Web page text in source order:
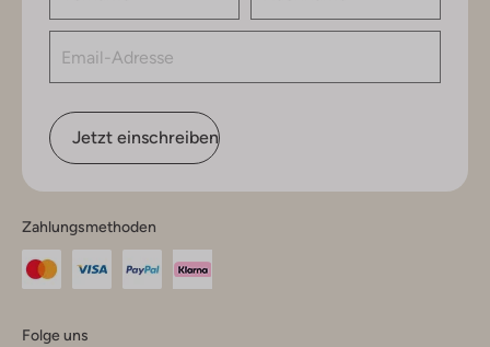
Jetzt einschreiben
Zahlungsmethoden
Folge uns